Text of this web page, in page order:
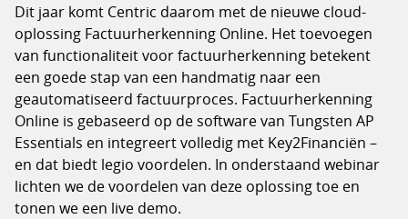
Dit jaar komt Centric daarom met de nieuwe cloud-
oplossing Factuurherkenning Online. Het toevoegen
van functionaliteit voor factuurherkenning betekent
een goede stap van een handmatig naar een
geautomatiseerd factuurproces. Factuurherkenning
Online is gebaseerd op de software van Tungsten AP
Essentials en integreert volledig met Key2Financiën –
en dat biedt legio voordelen. In onderstaand webinar
lichten we de voordelen van deze oplossing toe en
tonen we een live demo.